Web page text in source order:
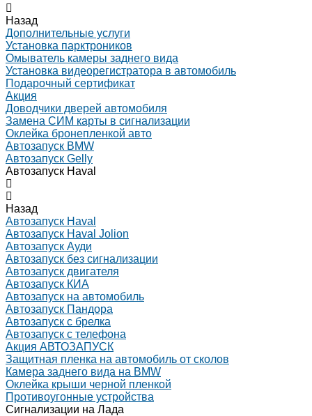
Назад
Дополнительные услуги
Установка парктроников
Омыватель камеры заднего вида
Установка видеорегистратора в автомобиль
Подарочный сертификат
Акция
Доводчики дверей автомобиля
Замена СИМ карты в сигнализации
Оклейка бронепленкой авто
Автозапуск BMW
Автозапуск Gelly
Автозапуск Haval
Назад
Автозапуск Haval
Автозапуск Haval Jolion
Автозапуск Ауди
Автозапуск без сигнализации
Автозапуск двигателя
Автозапуск КИА
Автозапуск на автомобиль
Автозапуск Пандора
Автозапуск с брелка
Автозапуск с телефона
Акция АВТОЗАПУСК
Защитная пленка на автомобиль от сколов
Камера заднего вида на BMW
Оклейка крыши черной пленкой
Противоугонные устройства
Сигнализации на Лада